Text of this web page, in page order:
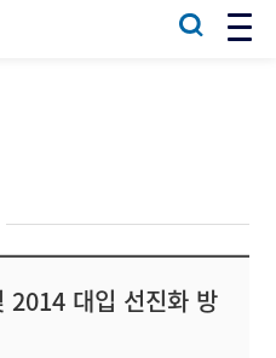
2014 대입 선진화 방